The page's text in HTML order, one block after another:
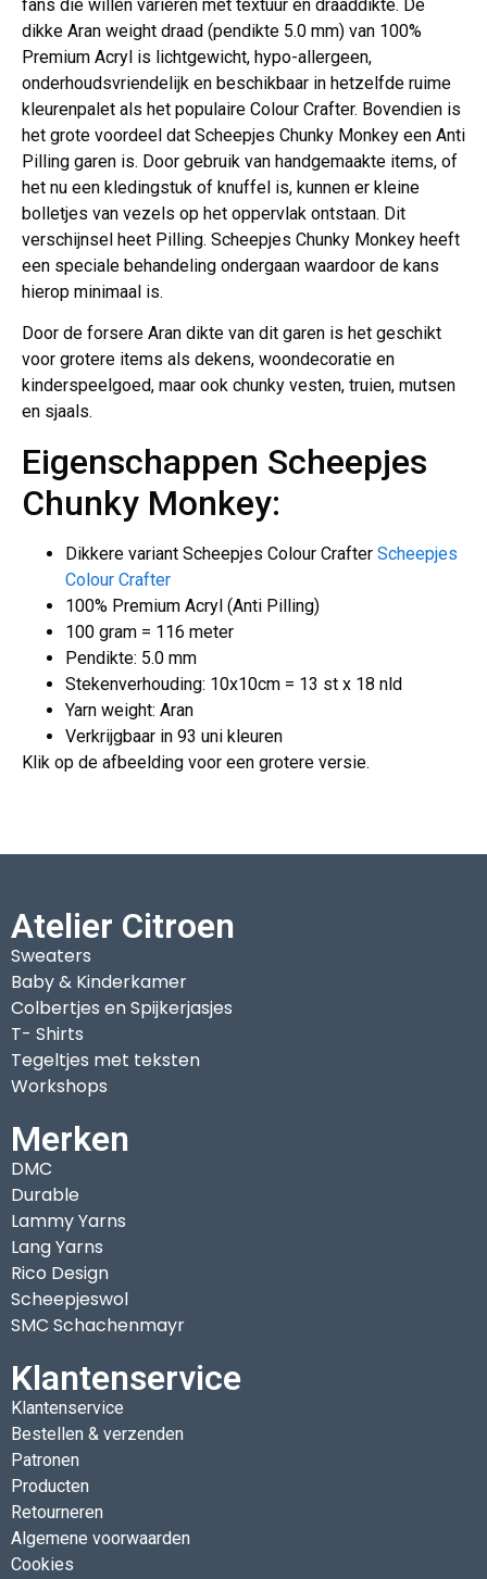
fans die willen variëren met textuur en draaddikte. De
dikke Aran weight draad (pendikte 5.0 mm) van 100%
Premium Acryl is lichtgewicht, hypo-allergeen,
onderhoudsvriendelijk en beschikbaar in hetzelfde ruime
kleurenpalet als het populaire Colour Crafter. Bovendien is
het grote voordeel dat Scheepjes Chunky Monkey een Anti
Pilling garen is. Door gebruik van handgemaakte items, of
het nu een kledingstuk of knuffel is, kunnen er kleine
bolletjes van vezels op het oppervlak ontstaan. Dit
verschijnsel heet Pilling. Scheepjes Chunky Monkey heeft
een speciale behandeling ondergaan waardoor de kans
hierop minimaal is.
Door de forsere Aran dikte van dit garen is het geschikt
voor grotere items als dekens, woondecoratie en
kinderspeelgoed, maar ook chunky vesten, truien, mutsen
en sjaals.
Eigenschappen Scheepjes
Chunky Monkey:
Dikkere variant Scheepjes Colour Crafter Scheepjes
Colour Crafter
100% Premium Acryl (Anti Pilling)
100 gram = 116 meter
Pendikte: 5.0 mm
Stekenverhouding: 10x10cm = 13 st x 18 nld
Yarn weight: Aran
Verkrijgbaar in 93 uni kleuren
Klik op de afbeelding voor een grotere versie.
Atelier Citroen
Sweaters
Baby & Kinderkamer
Colbertjes en Spijkerjasjes
T- Shirts
Tegeltjes met teksten
Workshops
Merken
DMC
Durable
Lammy Yarns
Lang Yarns
Rico Design
Scheepjeswol
SMC Schachenmayr
Klantenservice
Klantenservice
Bestellen & verzenden
Patronen
Producten
Retourneren
Algemene voorwaarden
Cookies